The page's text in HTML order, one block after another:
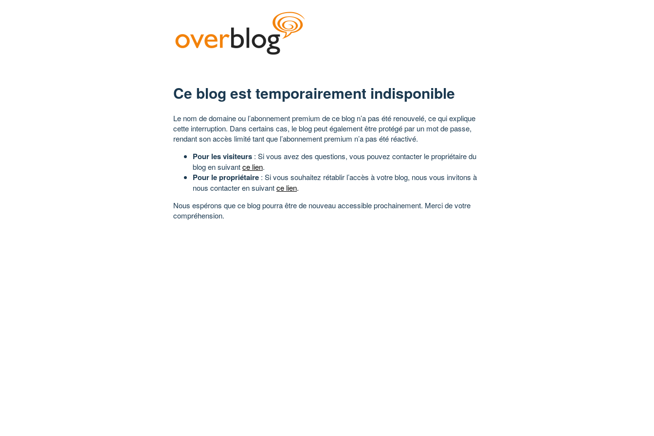
Ce blog est temporairement indisponible
Le nom de domaine ou l’abonnement premium de ce blog n’a pas été renouvelé, ce qui explique
cette interruption. Dans certains cas, le blog peut également être protégé par un mot de passe,
rendant son accès limité tant que l’abonnement premium n’a pas été réactivé.
Pour les visiteurs : Si vous avez des questions, vous pouvez contacter le propriétaire du
blog en suivantce lien.
Pour le propriétaire : Si vous souhaitez rétablir l’accès à votre blog, nous vous invitons à
nous contacter en suivantce lien.
Nous espérons que ce blog pourra être de nouveau accessible prochainement. Merci de votre
compréhension.